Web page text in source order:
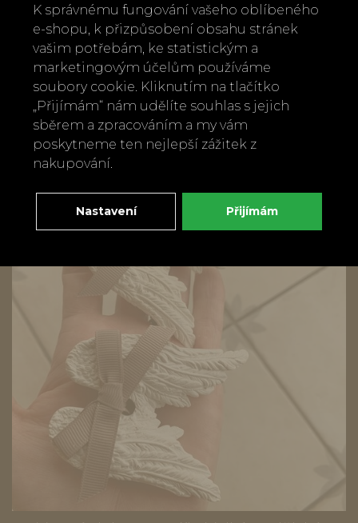
Vonná dekorace z jílu Vyšívané srdíčko
Mathilde M. – vůně Fleur de Coton
230 Kč
K správnému fungování vašeho oblíbeného
e-shopu, k přizpůsobení obsahu stránek
vašim potřebám, ke statistickým a
marketingovým účelům používáme
soubory cookie. Kliknutím na tlačítko
„Přijímám“ nám udělíte souhlas s jejich
sběrem a zpracováním a my vám
poskytneme ten nejlepší zážitek z
nakupování.
Nastavení Přijímám